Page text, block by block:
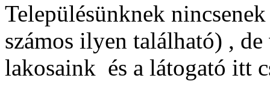
Településünknek
számos ilyen található) ,
lakosaink és a látogató itt